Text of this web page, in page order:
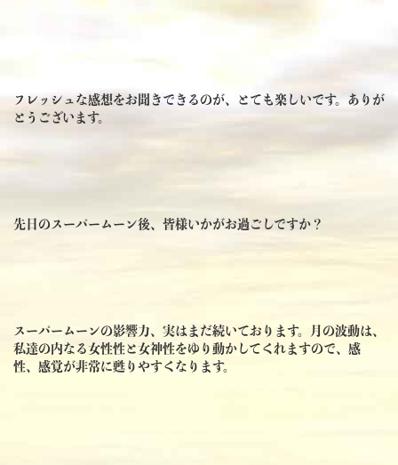
フレッシュな感想をお聞きできるのが、とても楽しいです。ありが
とうございます。
先日のスーパームーン後、皆様いかがお過ごしですか？
スーパームーンの影響力、実はまだ続いております。月の波動は、
私達の内なる女性性と女神性をゆり動かしてくれますので、感
性、感覚が非常に甦りやすくなります。